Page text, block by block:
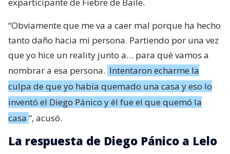
“Obviamente que me va a caer mal porque ha hecho
tanto daño hacia mi persona. Partiendo por una vez
que yo hice un reality junto a… para qué vamos a
nombrar a esa persona. Intentaron echarme la
culpa de que yo había quemado una casa y eso lo
inventó el Diego Pánico y él fue el que quemó la
casa “, acusó.
La respuesta de Diego Pánico a Lelo